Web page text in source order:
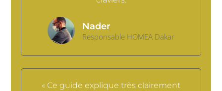
Nader
Responsable HOMEA Dakar
« Ce guide explique très clairement